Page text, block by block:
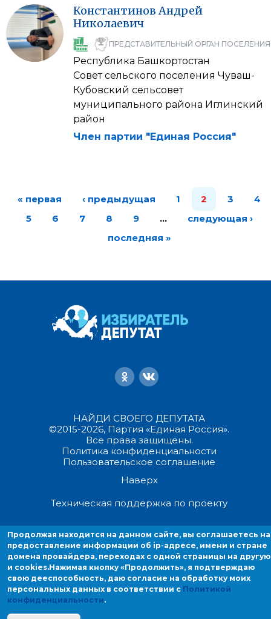
Константинов Андрей
Николаевич
ПРЕДСТАВИТЕЛЬНЫЙ ОРГАН ПОСЕЛЕНИЯ
Республика Башкортостан
Совет сельского поселения Чуваш-
Кубовский сельсовет
муниципального района Иглинский
район
Член партии "Единая Россия"
« первая ‹ предыдущая 1 2 3
4
5
6 7 8 9 …
следующая ›
последняя »
НАЙДИ СВОЕГО ДЕПУТАТА
©2015-2026, Партия «Единая Россия».
Все права защищены.
Политика конфиденциальности
Пользовательское соглашение
Наверх
Техническая поддержка по проекту
Продолжая находиться на данном сайте, вы соглашаетесь на
предоставление информации об ip-адресе, имени и стране домена
провайдера, переходах с одной страницы на другую и cookies.
Продолжая находится на данном сайте, вы соглашаетесь на
предоставление информации об ip-адресе, имени и стране
домена провайдера, переходах с одной страницы на другую
и cookies.Нажимая кнопку «Продолжить», я подтверждаю
свою дееспособность, даю согласие на обработку моих
персональных данных в соответствии с Политикой
конфиденциальности.